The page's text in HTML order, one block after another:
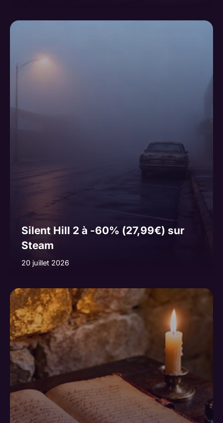
Silent Hill 2 à -60% (27,99€) sur
Steam
20 juillet 2026